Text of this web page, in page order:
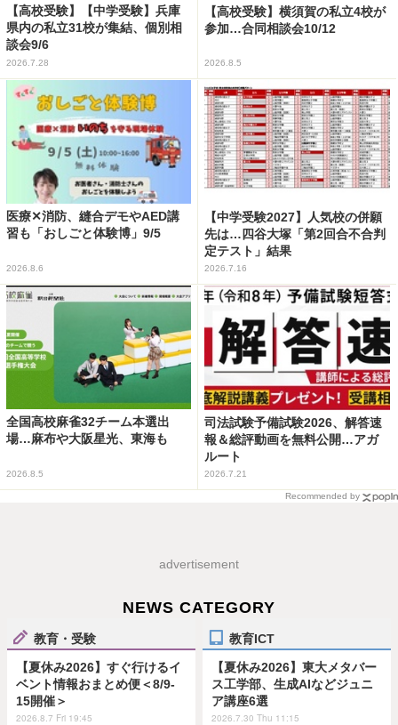
【高校受験】【中学受験】兵庫
県内の私立31校が集結、個別相
談会9/6
2026.7.28
【高校受験】横須賀の私立4校が
参加…合同相談会10/12
2026.8.5
医療✕消防、縫合デモやAED講
習も「おしごと体験博」9/5
2026.8.6
【中学受験2027】人気校の併願
先は…四谷大塚「第2回合不合判
定テスト」結果
2026.7.16
全国高校麻雀32チーム本選出
場…麻布や大阪星光、東海も
2026.8.5
司法試験予備試験2026、解答速
報＆総評動画を無料公開…アガ
ルート
2026.7.21
Recommended by
advertisement
NEWS CATEGORY
教育・受験
【夏休み2026】すぐ行けるイ
ベント情報おまとめ便＜8/9-
15開催＞
2026.8.7 Fri 19:45
教育ICT
【夏休み2026】東大メタバー
ス工学部、生成AIなどジュニ
ア講座6選
2026.7.30 Thu 11:15